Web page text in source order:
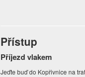
Přístup
Příjezd vlakem
Jeďte buď do Kopřivnice na